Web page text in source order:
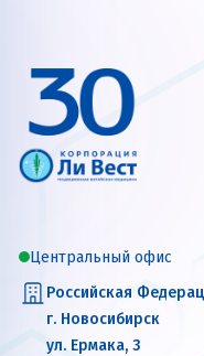
Центральный офис
Российская
г. Новосибирск
ул. Ермака, 3